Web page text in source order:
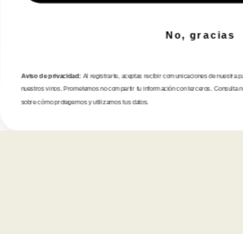
Tienda
Atención al cliente
No, gracias
Aviso de privacidad: Al registrarte, aceptas recibir comunicaciones de nuestra
nuestros vinos. Prometemos no compartir tu información con terceros. Consulta
sobre cómo protegemos y utilizamos tus datos.